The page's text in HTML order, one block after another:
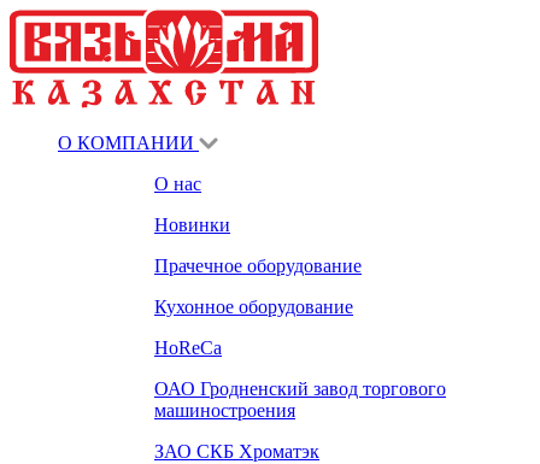
О КОМПАНИИ
О нас
Новинки
Прачечное оборудование
Кухонное оборудование
HoReCa
ОАО Гродненский завод торгового
машиностроения
ЗАО СКБ Хроматэк